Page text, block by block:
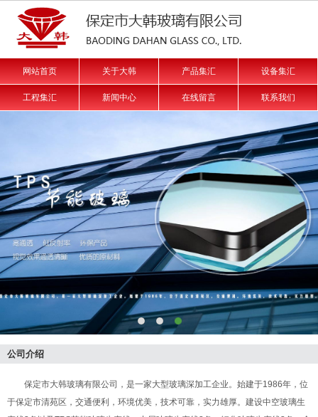
网站首页 关于大韩 产品集汇 设备集汇
工程集汇 新闻中心 在线留言 联系我们
公司介绍
保定市大韩玻璃有限公司，是一家大型玻璃深加工企业。始建于1986年，位
于保定市清苑区，交通便利，环境优美，技术可靠，实力雄厚。建设中空玻璃生